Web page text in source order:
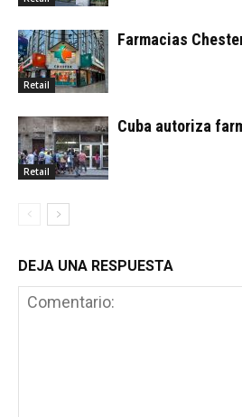
Retail
Farmacias
Retail
Cuba autoriza
DEJA UNA RESPUESTA